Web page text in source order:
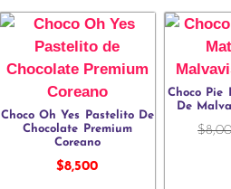
Choco Oh Yes Pastelito De
Chocolate Premium
Coreano
$8,500
Choco Pie
De
$